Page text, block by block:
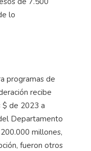
lo
programas de
recibe
$ de 2023 a
Departamento
millones,
fueron otros